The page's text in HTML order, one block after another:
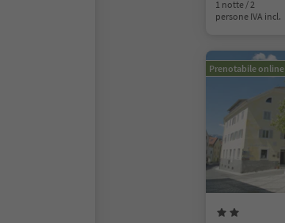
1 notte / 2
persone IVA incl.
Prenotabile online